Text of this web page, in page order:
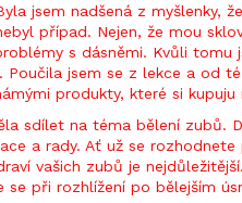
jsem nadšená z myšlenky,
případ. Nejen, že mou
s dásněmi. Kvůli tomu
Poučila jsem se z lekce a od
produkty, které si kupuju
sdílet na téma bělení zubů.
a rady. Ať už se
vašich zubů je
se při rozhlížení po bělejším